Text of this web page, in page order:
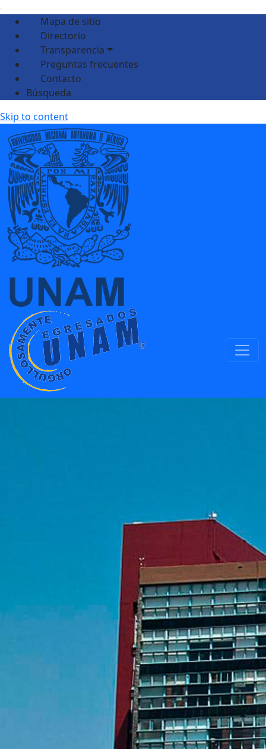
Mapa de sitio
Directorio
Transparencia
Preguntas frecuentes
Contacto
Búsqueda
Skip to content